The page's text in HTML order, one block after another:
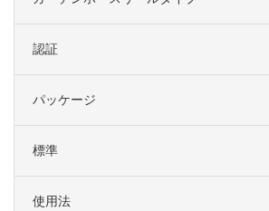
認証
パッケージ
標準
使用法